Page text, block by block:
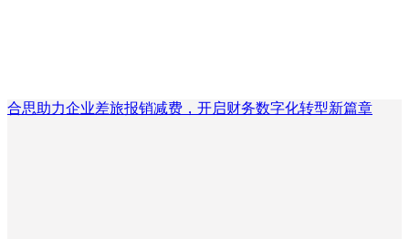
合思助力企业差旅报销减费，开启财务数字化转型新篇章